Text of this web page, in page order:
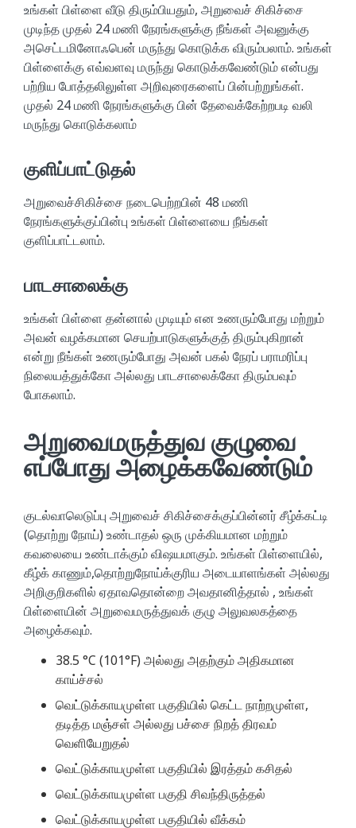
உங்கள் பிள்ளை வீடு திரும்பியதும், அறுவைச் சிகிச்சை
முடிந்த முதல் 24 மணி நேரங்களுக்கு நீங்கள் அவனுக்கு
அசெட்டமினோஃபென் மருந்து கொடுக்க விரும்பலாம். உங்கள்
பிள்ளைக்கு எவ்வளவு மருந்து கொடுக்கவேண்டும் என்பது
பற்றிய போத்தலிலுள்ள அறிவுரைகளைப் பின்பற்றுங்கள்.
முதல் 24 மணி நேரங்களுக்கு பின் தேவைக்கேற்றபடி வலி
மருந்து கொடுக்கலாம்
குளிப்பாட்டுதல்
அறுவைச்சிகிச்சை நடைபெற்றபின் 48 மணி
நேரங்களுக்குப்பின்பு உங்கள் பிள்ளையை நீங்கள்
குளிப்பாட்டலாம்.
பாடசாலைக்கு
உங்கள் பிள்ளை தன்னால் முடியும் என உணரும்போது மற்றும்
அவன் வழக்கமான செயற்பாடுகளுக்குத் திரும்புகிறான்
என்று நீங்கள் உணரும்போது அவன் பகல் நேரப் பராமரிப்பு
நிலையத்துக்கோ அல்லது பாடசாலைக்கோ திரும்பவும்
போகலாம்.
அறுவைமருத்துவ குழுவை
எப்போது அழைக்கவேண்டும்
குடல்வாலெடுப்பு அறுவைச் சிகிச்சைக்குப்பின்னர் சீழ்க்கட்டி
(தொற்று நோய்) உண்டாதல் ஒரு முக்கியமான மற்றும்
கவலையை உண்டாக்கும் விஷயமாகும். உங்கள் பிள்ளையில்,
கீழ்க் காணும்,தொற்றுநோய்க்குரிய அடையாளங்கள் அல்லது
அறிகுறிகளில் ஏதாவதொன்றை அவதானித்தால் , உங்கள்
பிள்ளையின் அறுவைமருத்துவக் குழு அலுவலகத்தை
அழைக்கவும்.
​38.5 °C (101°F) அல்லது அதற்கும் அதிகமான
காய்ச்சல்
வெட்டுக்காயமுள்ள பகுதியில் கெட்ட நாற்றமுள்ள,
தடித்த மஞ்சள் அல்லது பச்சை நிறத் திரவம்
வெளியேறுதல்
வெட்டுக்காயமுள்ள பகுதியில் இரத்தம் கசிதல்
வெட்டுக்காயமுள்ள பகுதி சிவந்திருத்தல்
வெட்டுக்காயமுள்ள பகுதியில் வீக்கம்